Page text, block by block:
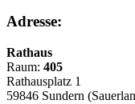
Adresse:
Rathaus
Raum: 405
Rathausplatz 1
59846 Sundern